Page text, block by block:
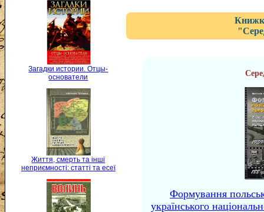
Загадки истории. Отцы-
основатели
Життя, смерть та інші
неприємності: статті та есеї
Формування
українського